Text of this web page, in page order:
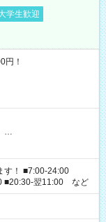
学生歓迎
円！
…
す！ ■7:00-24:00
■20:30-翌11:00 など